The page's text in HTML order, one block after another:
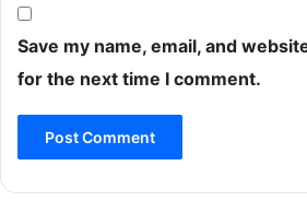
Save my name, email, and
for the next time I comment.